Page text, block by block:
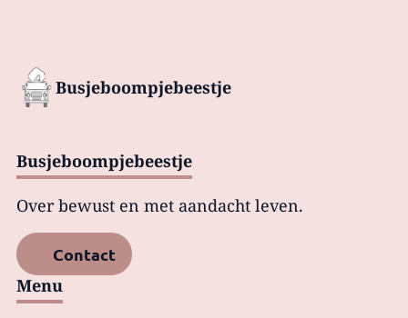
Busjeboompjebeestje
Busjeboompjebeestje
Over bewust en met aandacht leven.
Contact
Menu